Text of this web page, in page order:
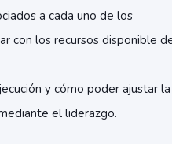
a cada uno de los
con los recursos disponible
y cómo poder ajustar la
el liderazgo.